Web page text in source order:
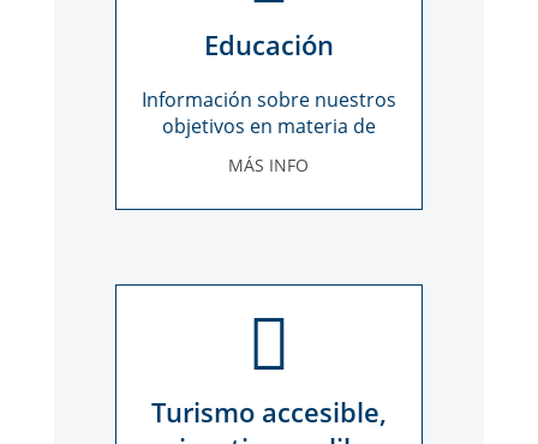
Educación
Información sobre nuestros
objetivos en materia de
educación
MÁS INFO
Turismo accesible,